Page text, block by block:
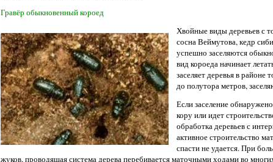
Гравёр обыкновенный короед
Хвойные виды деревьев с
сосна Веймутова, кедр
успешно заселяются
вид короеда начинает
заселяет деревья в
до полутора метров,
Если заселение
кору или идет
обработка деревьев с
активное строительство
спасти не удается. При
жуков, проводящая система дерева перебивается маточными ходами во